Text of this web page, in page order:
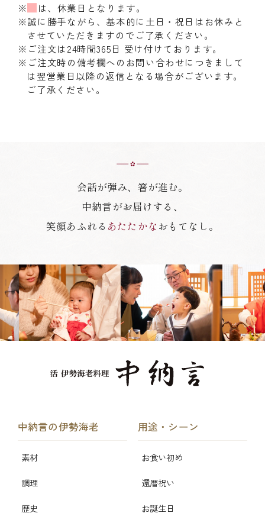
※
は、休業日となります。
※誠に勝手ながら、基本的に土日・祝日はお休みと
させていただきますのでご了承ください。
※ご注文は24時間365日 受け付けております。
※ご注文時の備考欄へのお問い合わせにつきまして
は翌営業日以降の返信となる場合がございます。
ご了承ください。
会話が弾み、箸が進む。
中納言がお届けする、
笑顔あふれる あたたかな おもてなし。
中納言の伊勢海老
素材
調理
歴史
用途・シーン
お食い初め
還暦祝い
お誕生日